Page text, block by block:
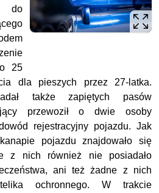
do
25
dla pieszych przez 27-latka.
także zapiętych pasów
przewoził o dwie osoby
rejestracyjny pojazdu. Jak
pojazdu znajdowało się
z nich również nie posiadało
ani też żadne z nich
ochronnego. W trakcie